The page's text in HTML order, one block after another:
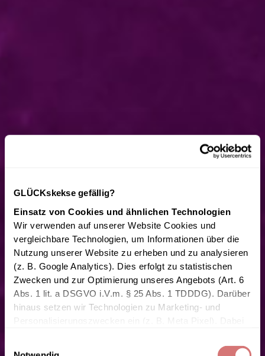
GLÜCKskekse gefällig?
Einsatz von Cookies und ähnlichen Technologien
Wir verwenden auf unserer Website Cookies und
vergleichbare Technologien, um Informationen über die
Nutzung unserer Website zu erheben und zu analysieren
(z. B. Google Analytics). Dies erfolgt zu statistischen
Zwecken und zur Optimierung unseres Angebots (Art. 6
Abs. 1 lit. a DSGVO i.V.m. § 25 Abs. 1 TDDDG). Darüber
hinaus setzen wir Technologien zu Marketing- und
Geräteinformationen oder Nutzungsverhalten verarbeitet